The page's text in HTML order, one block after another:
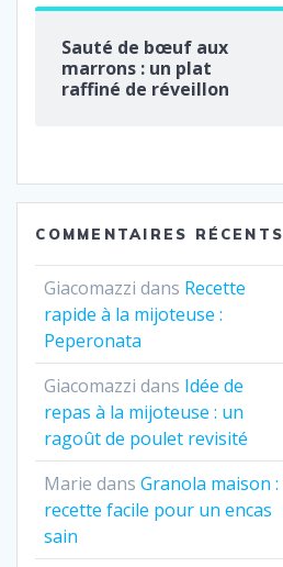
Sauté de bœuf aux
marrons : un plat
raffiné de réveillon
COMMENTAIRES RÉCENTS
Giacomazzi dans Recette
rapide à la mijoteuse :
Peperonata
Giacomazzi dans Idée de
repas à la mijoteuse : un
ragoût de poulet revisité
Marie dansGranola maison :
recette facile pour un encas
sain